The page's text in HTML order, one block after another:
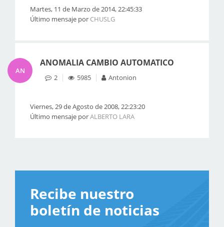
Martes, 11 de Marzo de 2014, 22:45:33
Último mensaje por CHUSLG
AN
ANOMALIA CAMBIO AUTOMATICO
2 5985 Antonion
Viernes, 29 de Agosto de 2008, 22:23:20
Último mensaje porALBERTO LARA
Recibe nuestro
boletín de noticias